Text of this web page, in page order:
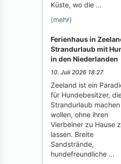
Küste, wo die …
(mehr)
Ferienhaus in
Strandurlaub mit
in den Niederlanden
10. Juli 2026 18:27
Zeeland ist ein
für Hundebesitzer,
Strandurlaub machen
wollen, ohne ihren
Vierbeiner zu Hause
lassen. Breite
Sandstrände,
hundefreundliche …